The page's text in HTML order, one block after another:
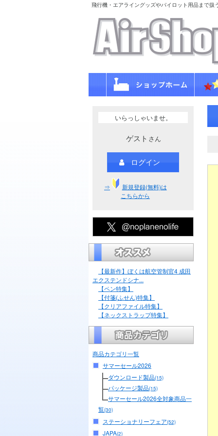
飛行機・エアライングッズやパイロット用品まで扱
いらっしゃいませ。
ゲスト さん
ログイン
⇒
新規登録(無料)は
こちらから
【最新作】ぼくは航空管制官4 成田
エクステンドシナ...
【ペン特集】
【付箋(ふせん)特集】
【クリアファイル特集】
【ネックストラップ特集】
商品カテゴリ一覧
サマーセール2026
ダウンロード製品(15)
パッケージ製品(15)
サマーセール2026全対象商品一
覧(30)
ステーショナリーフェア(52)
JAPA(2)